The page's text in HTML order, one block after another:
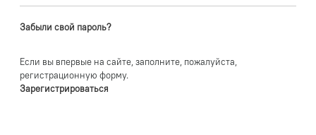
Забыли свой пароль?
Если вы впервые на сайте, заполните, пожалуйста,
регистрационную форму.
Зарегистрироваться